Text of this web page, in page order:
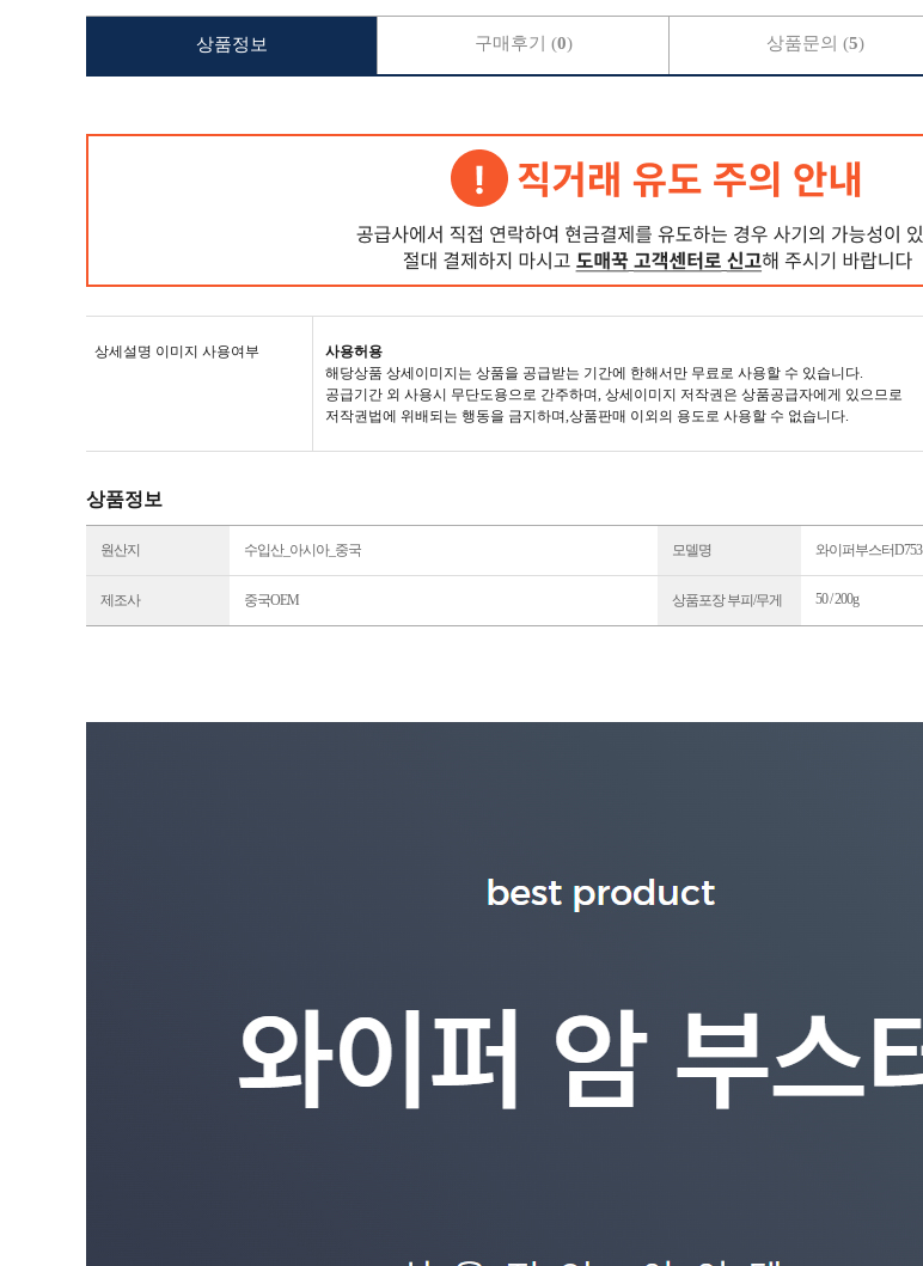
상세설명 이미지 사용여부
사용허용
해당상품 상세이미지는 상품을 공급받는 기간에 한해서만 무료로 사용할 수 있습니다.
공급기간 외 사용시 무단도용으로 간주하며, 상세이미지 저작권은 상품공급자에게 있으므로
저작권법에 위배되는 행동을 금지하며,상품판매 이외의 용도로 사용할 수 없습니다.
상품정보
원산지 수입산_아시아_중국 모델명 와이퍼부스터D753
제조사 중국OEM 상품포장 부피/무게 50 / 200g
상품정보 구매후기 (0) 상품문의 (5)